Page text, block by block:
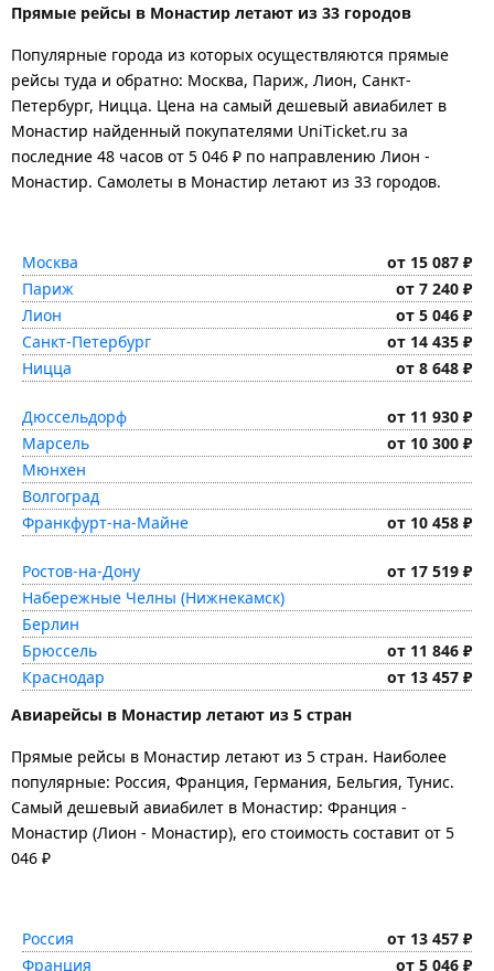
Прямые рейсы в Монастир летают из 33 городов
Популярные города из которых осуществляются прямые
рейсы туда и обратно: Москва, Париж, Лион, Санкт-
Петербург, Ницца. Цена на самый дешевый авиабилет в
Монастир найденный покупателями UniTicket.ru за
последние 48 часов от 5 046 ₽ по направлению Лион -
Монастир. Самолеты в Монастир летают из 33 городов.
Москва
от 15 087 ₽
Париж
от 7 240 ₽
Лион
от 5 046 ₽
Санкт-Петербург
от 14 435 ₽
Ницца
от 8 648 ₽
Дюссельдорф
от 11 930 ₽
Марсель
от 10 300 ₽
Мюнхен
Волгоград
Франкфурт-на-Майне
от 10 458 ₽
Ростов-на-Дону
от 17 519 ₽
Набережные Челны (Нижнекамск)
Берлин
Брюссель
от 11 846 ₽
Краснодар
от 13 457 ₽
Авиарейсы в Монастир летают из 5 стран
Прямые рейсы в Монастир летают из 5 стран. Наиболее
популярные: Россия, Франция, Германия, Бельгия, Тунис.
Самый дешевый авиабилет в Монастир: Франция -
Монастир (Лион - Монастир), его стоимость составит от 5
046 ₽
Россия
от 13 457 ₽
Франция
от 5 046 ₽